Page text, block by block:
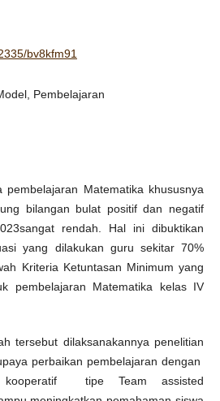
bv8kfm91
Pembelajaran
pembelajaran Matematika khususnya
bilangan bulat positif dan negatif
rendah. Hal ini dibuktikan
yang dilakukan guru sekitar 70%
Kriteria Ketuntasan Minimum yang
pembelajaran Matematika kelas IV
tersebut dilaksanakannya penelitian
perbaikan pembelajaran dengan
kooperatif tipe Team assisted